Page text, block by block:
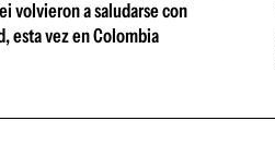
volvieron a saludarse con
esta vez en Colombia